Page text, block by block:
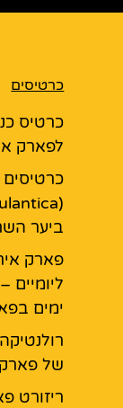
כרטיסים
כרטיס
לפארק
כרטיסים
ביער
פארק
ימים
של
ריזורט